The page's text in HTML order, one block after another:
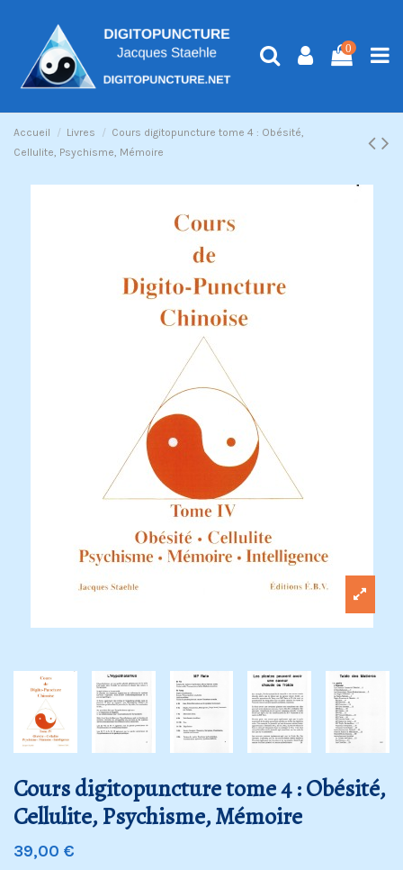
0
Accueil Livres
Cours digitopuncture tome 4 : Obésité,
Cellulite, Psychisme, Mémoire
Cours digitopuncture tome 4 : Obésité,
Cellulite, Psychisme, Mémoire
39,00 €